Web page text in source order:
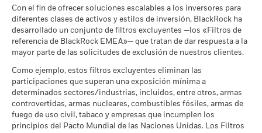
EUR
La rentabilidad se indica tras deducir los gastos corrientes.
Las eventuales comisiones de entrada/salida quedan
excluidas del cálculo.
Las cifras mostradas hacen referencia a rentabilidades
pasadas.La rentabilidad pasada no es un indicador fiable de
la rentabilidad futura. Los mercados podrían evolucionar de
formas muy diferentes en el futuro. Puede ayudarle a evaluar
cómo se ha gestionado el fondo en el pasado
Rendimiento medio cada año
Favorable
Lo que puede recibir una vez deducidos los
Rendimiento medio cada año
El escenario de tensión muestra lo que usted podría recibir en
circunstancias extremas de los mercados.
MSCI - Empresas que no
cumplen lo establecido en el
Pacto Mundial de las
Naciones Unidas
a 30 jun 2026
0,00%
a 30 jun 2026
MSCI - Arenas Bituminosas
a 30 jun 2026
0,00%
Con el fin de ofrecer soluciones escalables a los inversores para
diferentes clases de activos y estilos de inversión, BlackRock ha
desarrollado un conjunto de filtros excluyentes —los «Filtros de
referencia de BlackRock EMEA»— que tratan de dar respuesta a la
mayor parte de las solicitudes de exclusión de nuestros clientes.
Como ejemplo, estos filtros excluyentes eliminan las
participaciones que superan una exposición mínima a
determinados sectores/industrias, incluidos, entre otros, armas
controvertidas, armas nucleares, combustibles fósiles, armas de
fuego de uso civil, tabaco y empresas que incumplen los
principios del Pacto Mundial de las Naciones Unidas. Los Filtros